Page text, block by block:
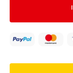
LEGO®
60337
Schnellzug